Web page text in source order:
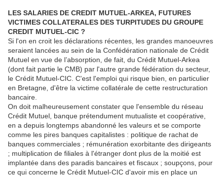
LES SALARIES DE CREDIT MUTUEL-ARKEA, FUTURES
VICTIMES COLLATERALES DES TURPITUDES DU GROUPE
CREDIT MUTUEL-CIC ?
Si l'on en croit les déclarations récentes, les grandes manoeuvres
seraient lancées au sein de la Confédération nationale de Crédit
Mutuel en vue de l’absorption, de fait, du Crédit Mutuel-Arkea
(dont fait partie le CMB) par l'autre grande fédération du secteur,
le Crédit Mutuel-CIC. C'est l'emploi qui risque bien, en particulier
en Bretagne, d'être la victime collatérale de cette restructuration
bancaire.
On doit malheureusement constater que l'ensemble du réseau
Crédit Mutuel, banque prétendument mutualiste et coopérative,
en a depuis longtemps abandonné les valeurs et se comporte
comme les pires banques capitalistes : politique de rachat de
banques commerciales ; rémunération exorbitante des dirigeants
; multiplication de filiales à l'étranger dont plus de la moitié est
implantée dans des paradis bancaires et fiscaux ; soupçons, pour
ce qui concerne le Crédit Mutuel-CIC d'avoir mis en place un